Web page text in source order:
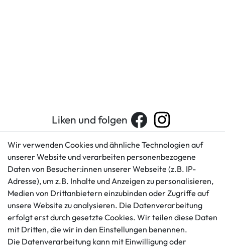
Liken und folgen
Kundenservice
+49 421 596586
Mo. - Fr. 9 - 16 Uhr
info@gameworld.de
Kontaktformular
Rechtliches
AGB
Impressum
Datenschutzerklärung
Barrierefreiheitserklärung
Widerrufs­recht
Vertrag widerrufen
Wir verwenden Cookies und ähnliche Technologien auf
unserer Website und verarbeiten personenbezogene
Daten von Besucher:innen unserer Webseite (z.B. IP-
Adresse), um z.B. Inhalte und Anzeigen zu personalisieren,
Medien von Drittanbietern einzubinden oder Zugriffe auf
unsere Website zu analysieren. Die Datenverarbeitung
erfolgt erst durch gesetzte Cookies. Wir teilen diese Daten
mit Dritten, die wir in den Einstellungen benennen.
Die Datenverarbeitung kann mit Einwilligung oder